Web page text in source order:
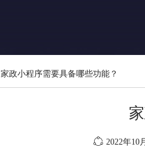
家政小程序需要具备哪些功能？
2022年10